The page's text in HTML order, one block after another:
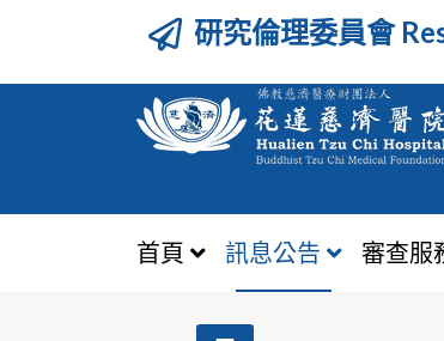
研究倫理委員會
首頁 訊息公告 審查服